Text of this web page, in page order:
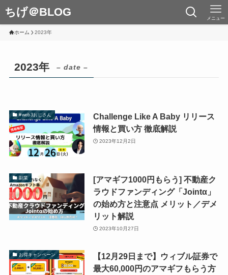
ちげ＠BLOG メニュー
ホーム 2023年
2023年 – date –
#web3おじさん
Challenge Like A Baby リリース
情報と買い方 徹底解説
2023年12月2日
副業
[アマギフ1000円もらう] 不動産ク
ラウドファンディング「Jointα」
の始め方と注意点 メリット／デメ
リット解説
2023年10月27日
お得キャンペーン
【12月29日まで】ウィブル証券で
最大60,000円のアマギフもらう方